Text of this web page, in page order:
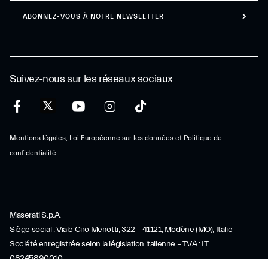
Suivez-nous sur les réseaux sociaux
Mentions légales, Loi Européenne sur les données et Politique de
confidentialité
ABONNEZ-VOUS À NOTRE NEWSLETTER
Maserati S.p.A.
Siège social : Viale Ciro Menotti, 322 – 41121, Modène (MO), Italie
Société enregistrée selon la législation italienne – TVA : IT